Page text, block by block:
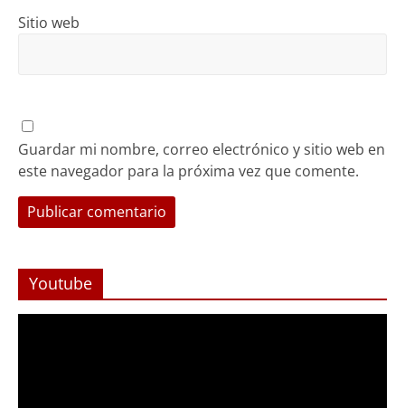
Sitio web
Guardar mi nombre, correo electrónico y sitio web en
este navegador para la próxima vez que comente.
Youtube